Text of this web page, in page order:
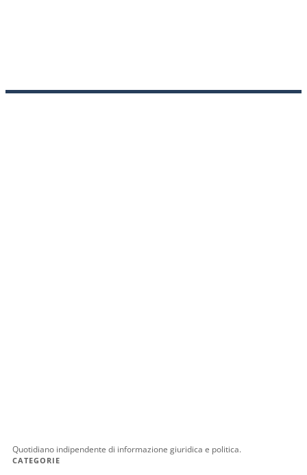
Quotidiano indipendente di informazione giuridica e politica.
CATEGORIE